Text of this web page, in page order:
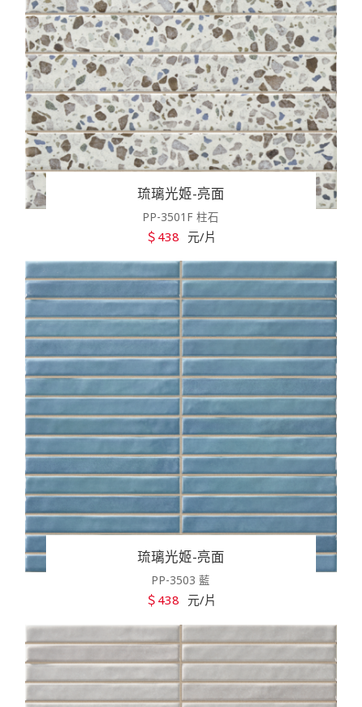
琉璃光姬-亮面
PP-3501F 柱石
＄438 元/片
琉璃光姬-亮面
PP-3503 藍
＄438 元/片